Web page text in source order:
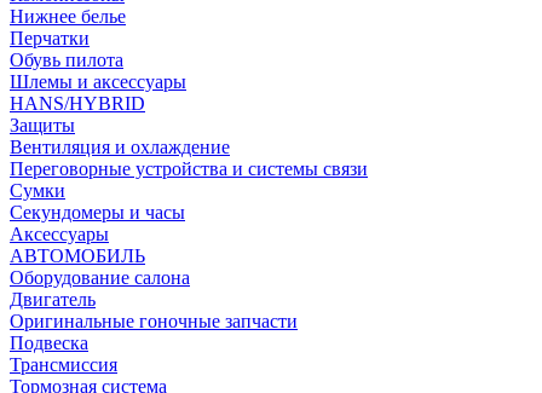
Нижнее белье
Перчатки
Обувь пилота
Шлемы и аксессуары
HANS/HYBRID
Защиты
Вентиляция и охлаждение
Переговорные устройства и системы связи
Сумки
Секундомеры и часы
Аксессуары
АВТОМОБИЛЬ
Оборудование салона
Двигатель
Оригинальные гоночные запчасти
Подвеска
Трансмиссия
Тормозная система